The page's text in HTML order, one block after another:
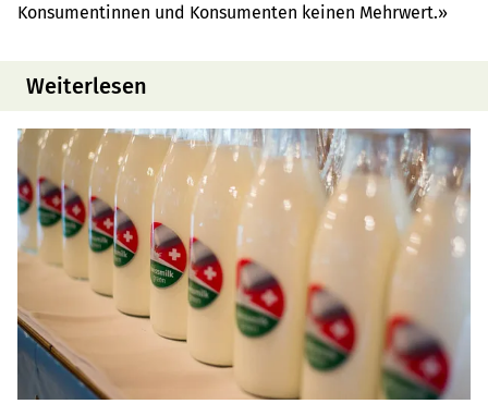
Konsumentinnen und Konsumenten keinen Mehrwert.»
Weiterlesen